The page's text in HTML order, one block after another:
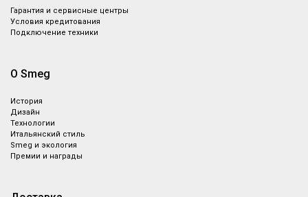
Гарантия и сервисные центры
Условия кредитования
Подключение техники
О Smeg
История
Дизайн
Технологии
Итальянский стиль
Smeg и экология
Премии и награды